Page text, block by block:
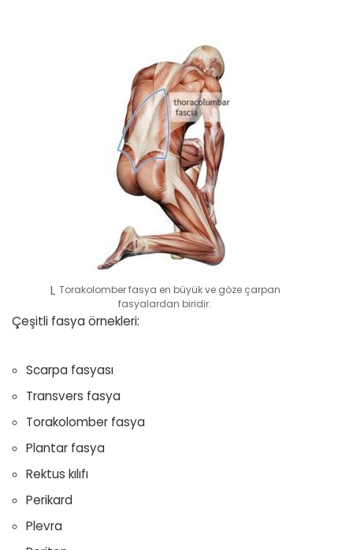
Torakolomber fasya en büyük ve göze çarpan
fasyalardan biridir.
Çeşitli fasya örnekleri:
Scarpa fasyası
Transvers fasya
Torakolomber fasya
Plantar fasya
Rektus kılıfı
Perikard
Plevra